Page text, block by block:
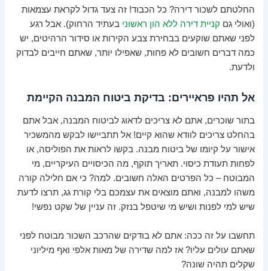
החלטתם לשכור דירה? כל הכבוד! זה צעד גדול לקראת עצמאות
(ואולי גם קניית דירה ללא הון ראשוני בעתיד הרחוק). אבל רגע
לפני שאתם שוקעים בבחירת צבע הקירות או סידור הרהיטים, יש
כמה דברים חשובים לא פחות, שאפילו יותר, שאתם חייבים לבדוק
ולדעת.
אל תהיו פראיירים: בדיקת ביטוח המבנה הקיימת
בתור שוכרים, אתם לא צריכים לדאוג לביטוח המבנה, אבל אתם
בהחלט צריכים לוודא שהוא קיים! אל תתביישו לבקש מהמשכיר
אישור על קיומו של ביטוח מבנה. בקשו לראות את הפוליסה, או
לפחות תעודת כיסוי. תאריך תוקף, מה הכיסויים העיקריים, מי
המבוטח – כל הפרטים האלה חשובים. למה? כי אם חלילה קורה
משהו למבנה, ואתם מוצאים את עצמכם בלי קורת גג, תרצו לדעת
שיש למי לפנות ושיש מי שיטפל בנזק. זה עניין של שקט נפשי!
תחשבו על זה ככה: אתם לא בודקים שהרכב השכור מבוטח לפני
שאתם עולים עליו? אז למה שדירה של מאות אלפי ואף מיליוני
שקלים תהיה שונה?